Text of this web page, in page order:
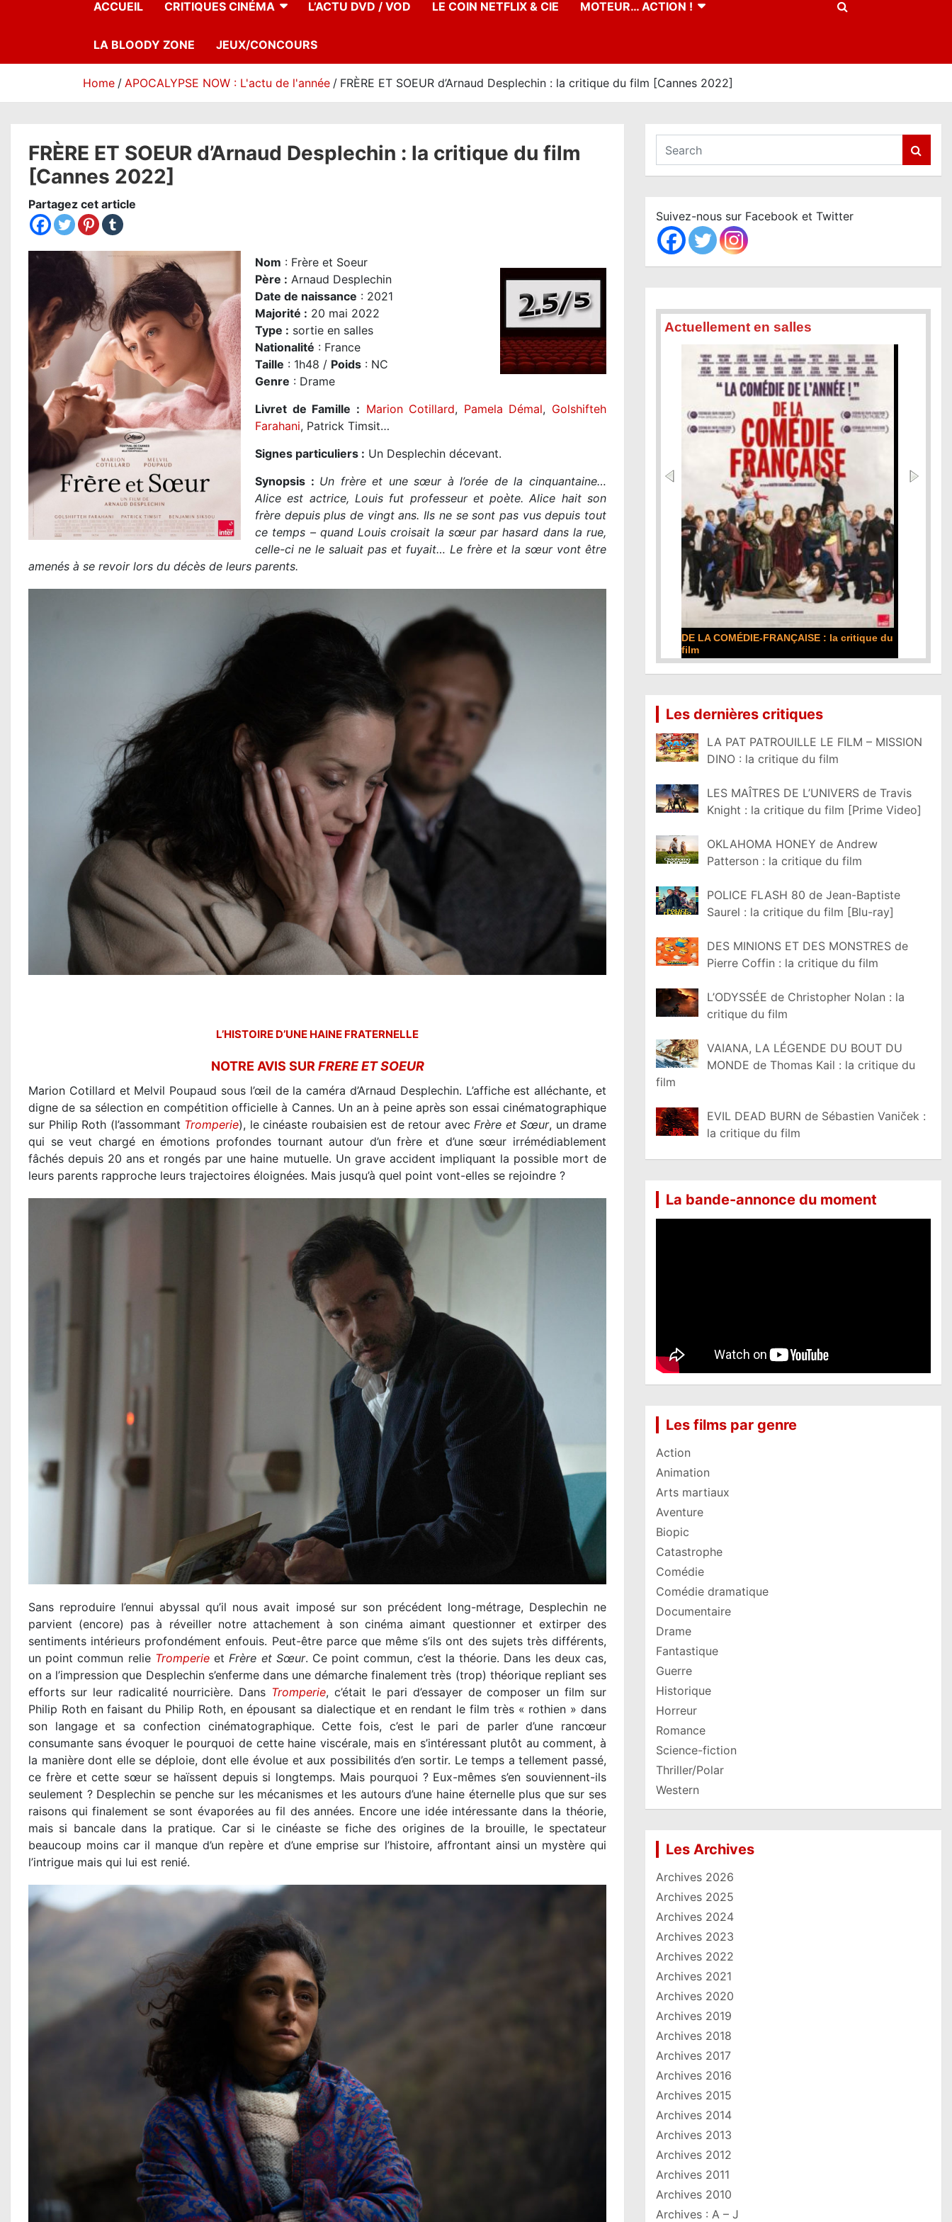
ACCUEIL CRITIQUES CINÉMA L’ACTU DVD / VOD LE COIN NETFLIX & CIE MOTEUR… ACTION !
LA BLOODY ZONE JEUX/CONCOURS
Home APOCALYPSE NOW : L'actu de l'année FRÈRE ET SOEUR d’Arnaud Desplechin : la critique du film [Cannes 2022]
FRÈRE ET SOEUR d’Arnaud Desplechin : la critique du film
[Cannes 2022]
Partagez cet article
Nom : Frère et Soeur
Père : Arnaud Desplechin
Date de naissance : 2021
Majorité : 20 mai 2022
Type : sortie en salles
Nationalité : France
Taille : 1h48 / Poids : NC
Genre : Drame
Livret de Famille : Marion Cotillard, Pamela Démal, Golshifteh
Farahani, Patrick Timsit…
Signes particuliers : Un Desplechin décevant.
Synopsis : Un frère et une sœur à l’orée de la cinquantaine…
Alice est actrice, Louis fut professeur et poète. Alice hait son
frère depuis plus de vingt ans. Ils ne se sont pas vus depuis tout
ce temps – quand Louis croisait la sœur par hasard dans la rue,
celle-ci ne le saluait pas et fuyait… Le frère et la sœur vont être
amenés à se revoir lors du décès de leurs parents.
L’HISTOIRE D’UNE HAINE FRATERNELLE
NOTRE AVIS SURFRERE ET SOEUR
Marion Cotillard et Melvil Poupaud sous l’œil de la caméra d’Arnaud Desplechin. L’affiche est alléchante, et
digne de sa sélection en compétition officielle à Cannes. Un an à peine après son essai cinématographique
sur Philip Roth (l’assommant Tromperie), le cinéaste roubaisien est de retour avec Frère et Sœur, un drame
qui se veut chargé en émotions profondes tournant autour d’un frère et d’une sœur irrémédiablement
fâchés depuis 20 ans et rongés par une haine mutuelle. Un grave accident impliquant la possible mort de
leurs parents rapproche leurs trajectoires éloignées. Mais jusqu’à quel point vont-elles se rejoindre ?
Sans reproduire l’ennui abyssal qu’il nous avait imposé sur son précédent long-métrage, Desplechin ne
parvient (encore) pas à réveiller notre attachement à son cinéma aimant questionner et extirper des
sentiments intérieurs profondément enfouis. Peut-être parce que même s’ils ont des sujets très différents,
un point commun relie TromperieetFrère et Sœur. Ce point commun, c’est la théorie. Dans les deux cas,
on a l’impression que Desplechin s’enferme dans une démarche finalement très (trop) théorique repliant ses
efforts sur leur radicalité nourricière. Dans Tromperie, c’était le pari d’essayer de composer un film sur
Philip Roth en faisant du Philip Roth, en épousant sa dialectique et en rendant le film très « rothien » dans
son langage et sa confection cinématographique. Cette fois, c’est le pari de parler d’une rancœur
consumante sans évoquer le pourquoi de cette haine viscérale, mais en s’intéressant plutôt au comment, à
la manière dont elle se déploie, dont elle évolue et aux possibilités d’en sortir. Le temps a tellement passé,
ce frère et cette sœur se haïssent depuis si longtemps. Mais pourquoi ? Eux-mêmes s’en souviennent-ils
seulement ? Desplechin se penche sur les mécanismes et les autours d’une haine éternelle plus que sur ses
raisons qui finalement se sont évaporées au fil des années. Encore une idée intéressante dans la théorie,
mais si bancale dans la pratique. Car si le cinéaste se fiche des origines de la brouille, le spectateur
beaucoup moins car il manque d’un repère et d’une emprise sur l’histoire, affrontant ainsi un mystère qui
l’intrigue mais qui lui est renié.
a
c
h
Suivez-nous sur Facebook et Twitter
Actuellement en salles
DE LA COMÉDIE-FRANÇAISE : la critique du
film
Les dernières critiques
LA PAT PATROUILLE LE FILM – MISSION
DINO : la critique du film
LES MAÎTRES DE L’UNIVERS de Travis
Knight : la critique du film [Prime Video]
OKLAHOMA HONEY de Andrew
Patterson : la critique du film
POLICE FLASH 80 de Jean-Baptiste
Saurel : la critique du film [Blu-ray]
DES MINIONS ET DES MONSTRES de
Pierre Coffin : la critique du film
L’ODYSSÉE de Christopher Nolan : la
critique du film
VAIANA, LA LÉGENDE DU BOUT DU
MONDE de Thomas Kail : la critique du
film
EVIL DEAD BURN de Sébastien Vaniček :
la critique du film
La bande-annonce du moment
Les films par genre
Action
Animation
Arts martiaux
Aventure
Biopic
Catastrophe
Comédie
Comédie dramatique
Documentaire
Drame
Fantastique
Guerre
Historique
Horreur
Romance
Science-fiction
Thriller/Polar
Western
Les Archives
Archives 2026
Archives 2025
Archives 2024
Archives 2023
Archives 2022
Archives 2021
Archives 2020
Archives 2019
Archives 2018
Archives 2017
Archives 2016
Archives 2015
Archives 2014
Archives 2013
Archives 2012
Archives 2011
Archives 2010
Archives : A – J